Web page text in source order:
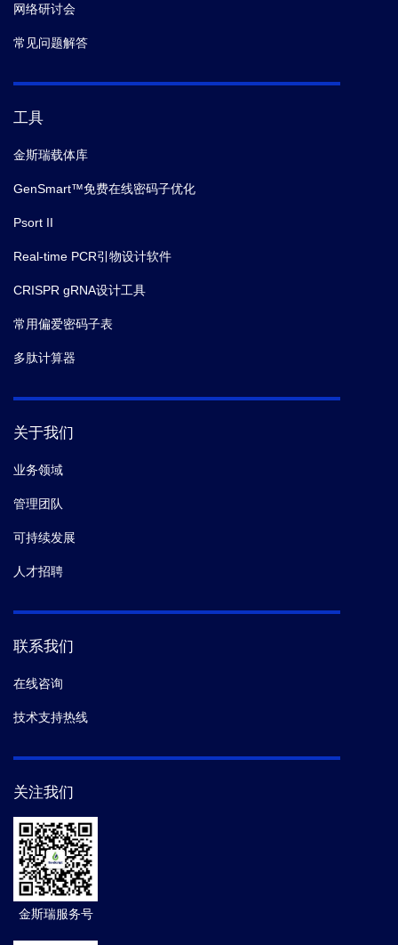
网络研讨会
常见问题解答
工具
金斯瑞载体库
GenSmart™免费在线密码子优化
Psort II
Real-time PCR引物设计软件
CRISPR gRNA设计工具
常用偏爱密码子表
多肽计算器
关于我们
业务领域
管理团队
可持续发展
人才招聘
联系我们
在线咨询
技术支持热线
关注我们
金斯瑞服务号